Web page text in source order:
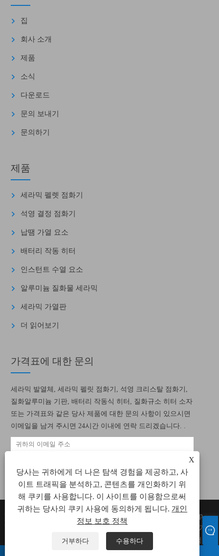
X
당사는 귀하에게 더 나은 탐색 경험을 제공하고, 사
이트 트래픽을 분석하고, 콘텐츠를 개인화하기 위
해 쿠키를 사용합니다. 이 사이트를 이용함으로써
귀하는 당사의 쿠키 사용에 동의하게 됩니다. 개인
정보 보호 정책
거부하다 수용하다
집
회사 소개
제품
소식
다운로드
문의 보내기
문의하기
제품
세라믹 펠렛 점화기
석영 결정 점화기
납땜 가열 요소
배터리 작동 히터
인스턴트 수열 요소
알루미늄 질화물 세라믹
세라믹 가열판
더 읽어보기
가격표에 대한 문의
세라믹 발열체, 세라믹 펠릿 점화기, 석영 크리스탈 점화기,
질화알루미늄 기판, 배터리 작동식 히터, 질화규소 히터 소자
또는 가격표와 같은 당사 제품에 대한 문의 사항이 있으시면
이메일을 남겨 주시면 24시간 이내에 연락 드리겠습니다. .
Copyright © 2022 Xiamen Green Way
Electronic Technology Co., Ltd. 모든 세라믹
가열 요소, 세라믹 펠릿 점화기 권리 보유.
Links
Sitemap
개인
정보 보호 정책